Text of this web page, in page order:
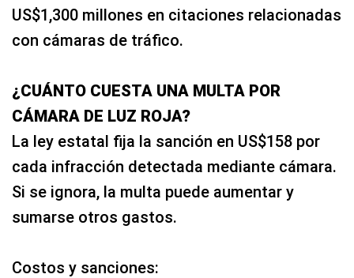
US$1,300 millones en citaciones relacionadas
con cámaras de tráfico.
¿CUÁNTO CUESTA UNA MULTA POR
CÁMARA DE LUZ ROJA?
La ley estatal fija la sanción en US$158 por
cada infracción detectada mediante cámara.
Si se ignora, la multa puede aumentar y
sumarse otros gastos.
Costos y sanciones: